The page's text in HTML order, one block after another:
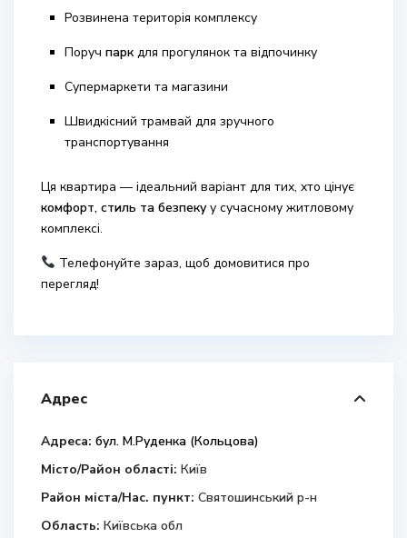
Розвинена територія комплексу
Поруч парк для прогулянок та відпочинку
Супермаркети та магазини
Швидкісний трамвай для зручного
транспортування
Ця квартира — ідеальний варіант для тих, хто цінує
комфорт, стиль та безпекуу сучасному житловому
комплексі.
Телефонуйте зараз, щоб домовитися про
перегляд!
Адрес
Адреса: бул. М.Руденка (Кольцова)
Місто/Район області: Київ
Район міста/Нас. пункт: Святошинський р-н
Область: Київська обл